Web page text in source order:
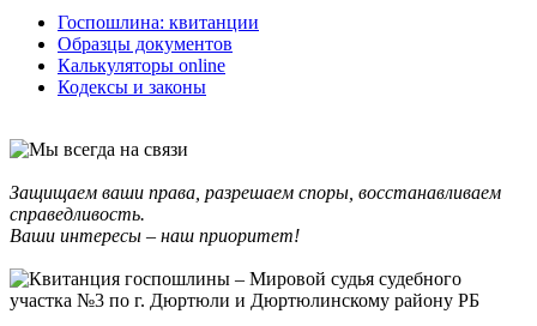
Госпошлина: квитанции
Образцы документов
Калькуляторы online
Кодексы и законы
Защищаем ваши права, разрешаем споры, восстанавливаем
справедливость.
Ваши интересы – наш приоритет!